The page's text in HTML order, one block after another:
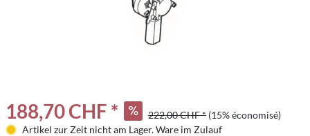
188,70 CHF * 222,00 CHF * (15% économisé)
Artikel zur Zeit nicht am Lager. Ware im Zulauf